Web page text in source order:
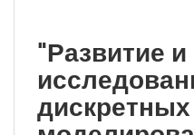
"Развитие и